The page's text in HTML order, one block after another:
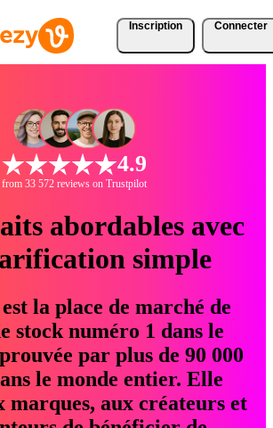
Inscription Connecter
4.9
from 33 572 reviews on Trustpilot
abordables avec
simple
la place de marché de
stock numéro 1 dans le
par plus de 90 000
le monde entier. Elle
marques, aux créateurs et